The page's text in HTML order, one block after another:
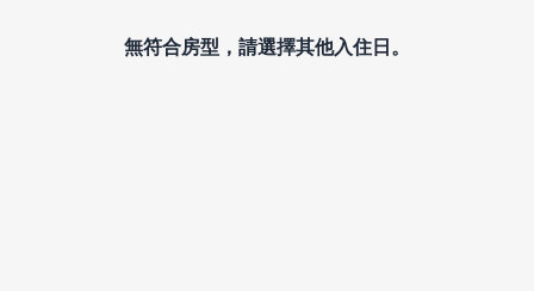
無符合房型，請選擇其他入住日。